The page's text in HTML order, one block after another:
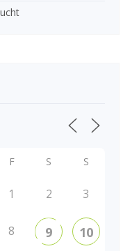
F S S
1 2 3
8 9 10